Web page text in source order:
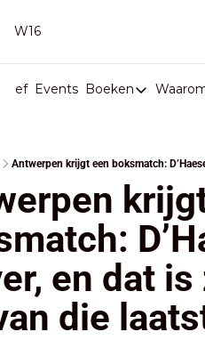
W16
Events Boeken
Boeken
Boeken
Stop de
Het Merk
De
Antwerpen krijgt een boksmatch:
en dat
die